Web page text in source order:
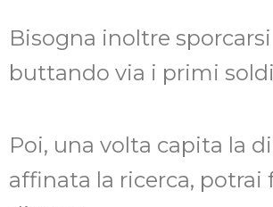
Bisogna inoltre
buttando via i primi
Poi, una volta capita la
affinata la ricerca, potrai